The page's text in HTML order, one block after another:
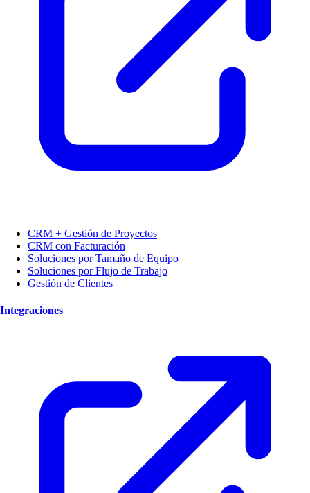
CRM + Gestión de Proyectos
CRM con Facturación
Soluciones por Tamaño de Equipo
Soluciones por Flujo de Trabajo
Gestión de Clientes
Integraciones